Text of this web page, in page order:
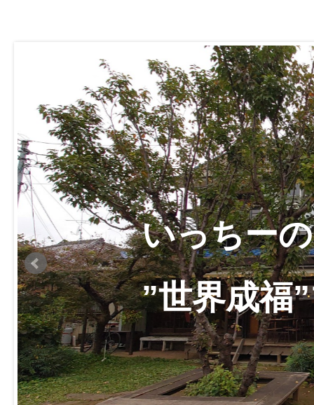
いっちーの
”世界成福